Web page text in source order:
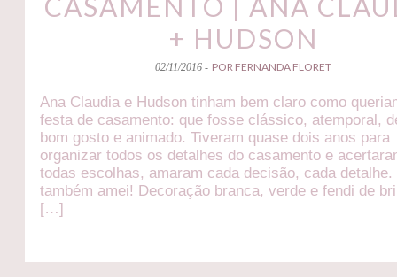
CASAMENTO | ANA
+ HUDSON
02/11/2016 - POR FERNANDA FLORET
Ana Claudia e Hudson tinham bem claro como
festa de casamento: que fosse clássico, atemporal,
bom gosto e animado. Tiveram quase dois anos para
organizar todos os detalhes do casamento e
todas escolhas, amaram cada decisão, cada detalhe.
também amei! Decoração branca, verde e fendi de
[…]